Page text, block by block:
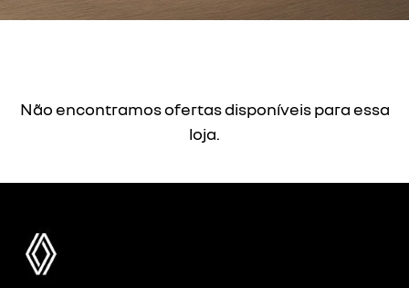
Não encontramos ofertas disponíveis para essa
loja.